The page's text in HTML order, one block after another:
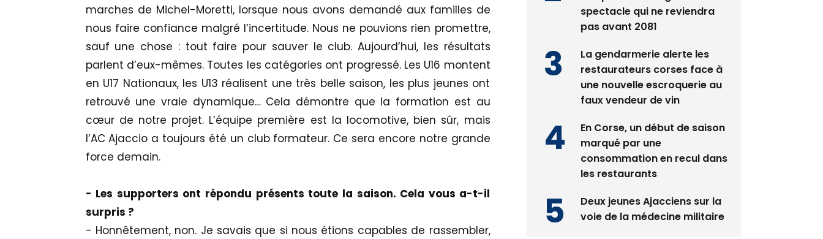
marches de Michel-Moretti, lorsque nous avons demandé aux familles de
nous faire confiance malgré l’incertitude. Nous ne pouvions rien promettre,
sauf une chose : tout faire pour sauver le club. Aujourd’hui, les résultats
parlent d’eux-mêmes. Toutes les catégories ont progressé. Les U16 montent
en U17 Nationaux, les U13 réalisent une très belle saison, les plus jeunes ont
retrouvé une vraie dynamique… Cela démontre que la formation est au
cœur de notre projet. L’équipe première est la locomotive, bien sûr, mais
l’AC Ajaccio a toujours été un club formateur. Ce sera encore notre grande
force demain.
- Les supporters ont répondu présents toute la saison. Cela vous a-t-il
surpris ?
- Honnêtement, non. Je savais que si nous étions capables de rassembler,
Éclipse du 12 août : la Corse
aux premières loges d'un
pas avant 2081
La gendarmerie alerte les
restaurateurs corses face à
faux vendeur de vin
En Corse, un début de saison
marqué par une
les restaurants